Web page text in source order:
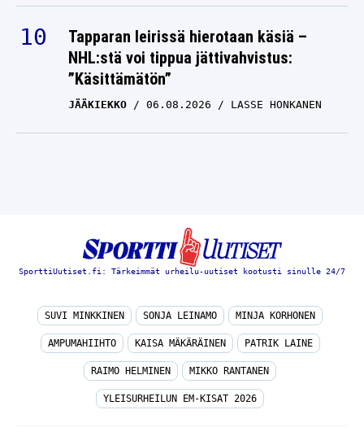
Tapparan leirissä hierotaan käsiä –
NHL:stä voi tippua jättivahvistus:
”Käsittämätön”
JÄÄKIEKKO 06.08.2026
SporttiUutiset.fi: Tärkeimmät urheilu-uutiset kootusti sinulle 24/7
AMPUMAHIIHTO KAISA MÄKÄRÄINEN PATRIK LAINE
RAIMO HELMINEN MIKKO RANTANEN
YLEISURHEILUN EM-KISAT 2026